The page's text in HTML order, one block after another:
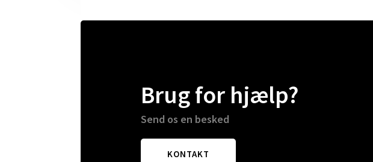
Brug for hjælp?
Send os en besked
KONTAKT